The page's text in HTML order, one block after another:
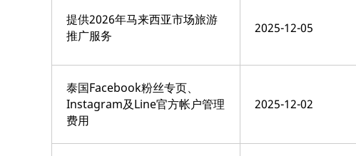
提供2026年马来西亚市场旅游
推广服务
2025-12-05
泰国Facebook粉丝专页、
Instagram及Line官方帐户管理
费用
2025-12-02